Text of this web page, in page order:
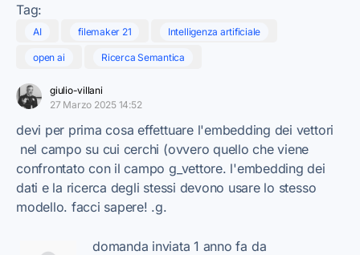
Tag:
AI filemaker 21 Intelligenza artificiale
open ai Ricerca Semantica
giulio-villani
27 Marzo 2025 14:52
devi per prima cosa effettuare l'embedding dei vettori
nel campo su cui cerchi (ovvero quello che viene
confrontato con il campo g_vettore. l'embedding dei
dati e la ricerca degli stessi devono usare lo stesso
modello. facci sapere! .g.
domanda inviata 1 anno fa da